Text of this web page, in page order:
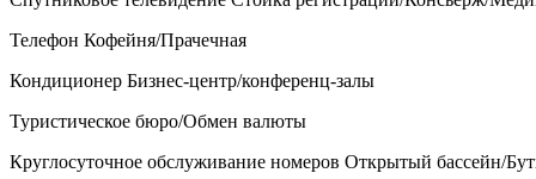
Телефон Кофейня/Прачечная
Кондиционер Бизнес-центр/конференц-залы
Туристическое бюро/Обмен валюты
Круглосуточное обслуживание номеров Открытый бассейн/